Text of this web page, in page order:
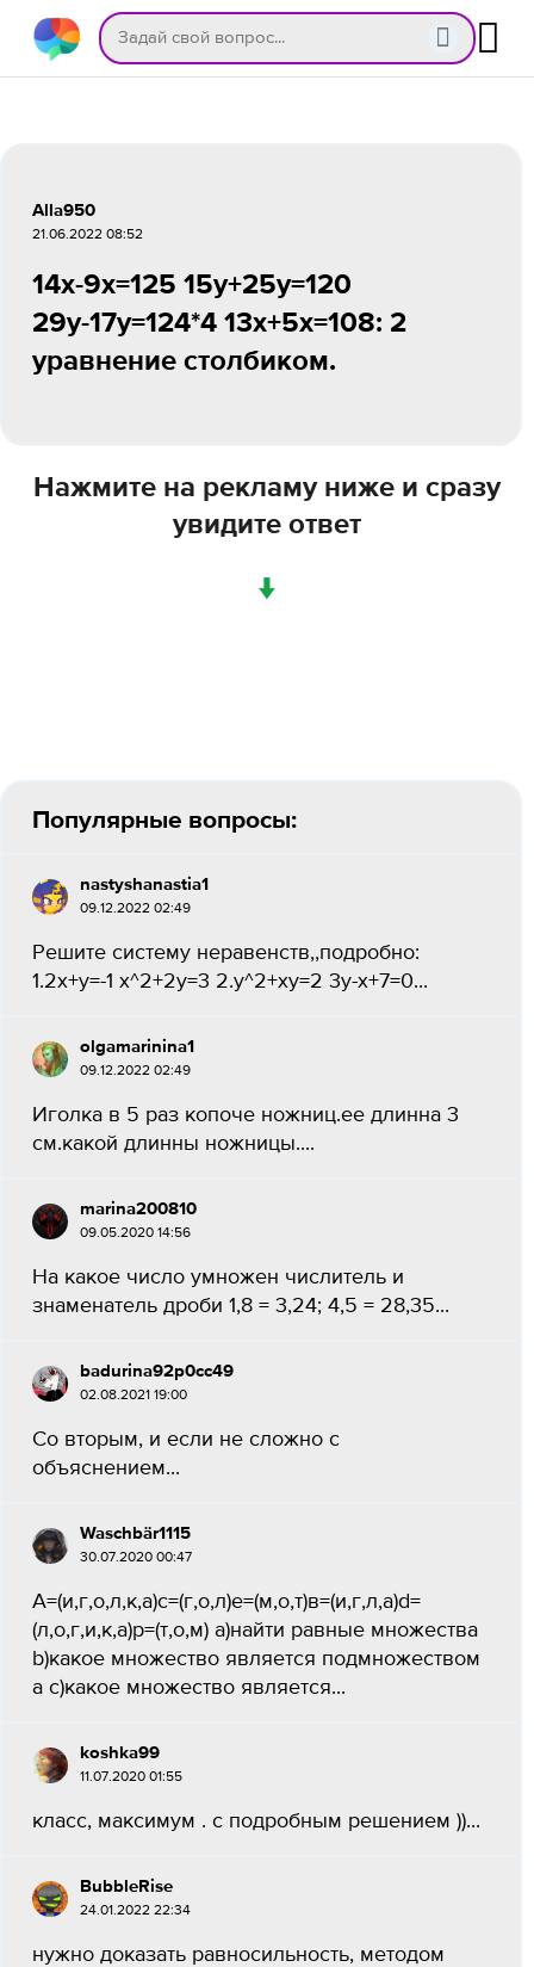
Alla950
21.06.2022 08:52
14х-9х=125 15у+25у=120
29у-17у=124*4 13х+5х=108: 2
уравнение столбиком.
Нажмите на рекламу ниже и сразу
увидите ответ
↓
Популярные вопросы:
nastyshanastia1
09.12.2022 02:49
Решите систему неравенств,,подробно:
1.2x+y=-1 x^2+2y=3 2.y^2+xy=2 3y-x+7=0...
olgamarinina1
09.12.2022 02:49
Иголка в 5 раз копоче ножниц.ее длинна 3
см.какой длинны ножницы.​...
marina200810
09.05.2020 14:56
На какое число умножен числитель и
знаменатель дроби 1,8 = 3,24; 4,5 = 28,35​...
badurina92p0cc49
02.08.2021 19:00
Со вторым, и если не сложно с
объяснением...
Waschbär1115
30.07.2020 00:47
А=(и,г,о,л,к,а)с=(г,о,л)е=(м,о,т)в=(и,г,л,а)d=
(л,о,г,и,к,а)р=(т,о,м) а)найти равные множества
b)какое множество является подмножеством
а с)какое множество является...
koshka99
11.07.2020 01:55
класс, максимум . с подробным решением ))...
BubbleRise
24.01.2022 22:34
нужно доказать равносильность, методом